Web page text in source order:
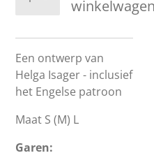
Een ontwerp van
Helga Isager - inclusief
het Engelse patroon
Maat S (M) L
Garen: